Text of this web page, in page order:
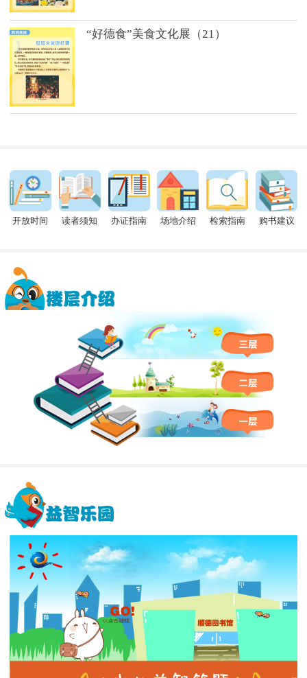
“好德食”美食文化展（21）
开放时间 读者须知 办证指南 场地介绍 检索指南 购书建议